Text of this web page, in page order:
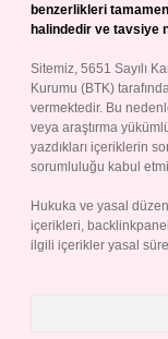
benzerlikleri
halindedir ve tavsiye
Sitemiz, 5651 Sayılı
Kurumu (BTK)
vermektedir. Bu
veya araştırma
yazdıkları içeriklerin
sorumluluğu kabul
Hukuka ve yasal
içerikleri,
ilgili içerikler yasal